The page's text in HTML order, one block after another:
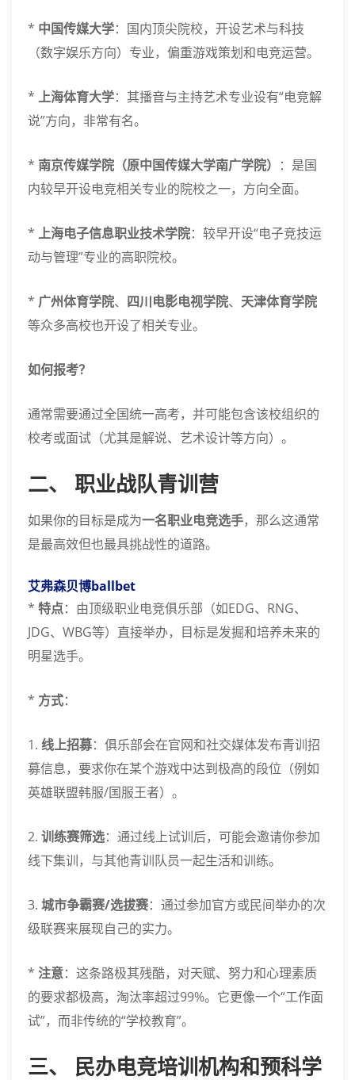
* 中国传媒大学：国内顶尖院校，开设艺术与科技
（数字娱乐方向）专业，偏重游戏策划和电竞运营。
* 上海体育大学：其播音与主持艺术专业设有“电竞解
说”方向，非常有名。
* 南京传媒学院（原中国传媒大学南广学院） ：是国
内较早开设电竞相关专业的院校之一，方向全面。
* 上海电子信息职业技术学院：较早开设“电子竞技运
动与管理”专业的高职院校。
* 广州体育学院、 四川电影电视学院、 天津体育学院
等众多高校也开设了相关专业。
如何报考？
通常需要通过全国统一高考，并可能包含该校组织的
校考或面试（尤其是解说、艺术设计等方向）。
二、 职业战队青训营
如果你的目标是成为一名职业电竞选手，那么这通常
是最高效但也最具挑战性的道路。
艾弗森贝博ballbet
* 特点：由顶级职业电竞俱乐部（如EDG、RNG、
JDG、WBG等）直接举办，目标是发掘和培养未来的
明星选手。
* 方式：
1. 线上招募：俱乐部会在官网和社交媒体发布青训招
募信息，要求你在某个游戏中达到极高的段位（例如
英雄联盟韩服/国服王者）。
2. 训练赛筛选：通过线上试训后，可能会邀请你参加
线下集训，与其他青训队员一起生活和训练。
3. 城市争霸赛/选拔赛：通过参加官方或民间举办的次
级联赛来展现自己的实力。
* 注意：这条路极其残酷，对天赋、努力和心理素质
的要求都极高，淘汰率超过99%。它更像一个“工作面
试”，而非传统的“学校教育”。
三、 民办电竞培训机构和预科学